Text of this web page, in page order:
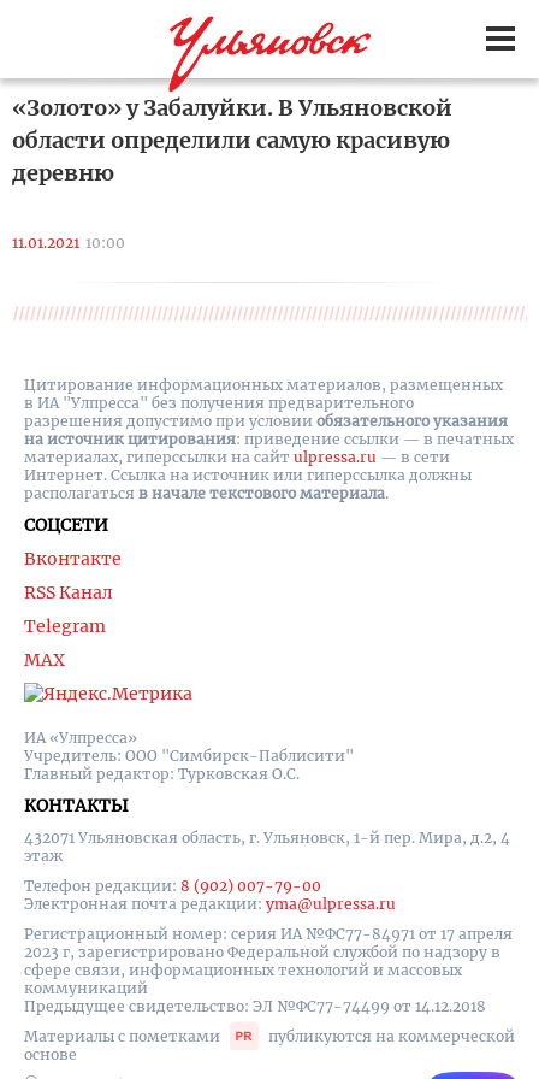
«Золото» у Забалуйки. В Ульяновской
области определили самую красивую
деревню
11.01.2021 10:00
ИА «Улпресса»
Учредитель: ООО "Симбирск-Паблисити"
Главный редактор: Турковская О.С.
КОНТАКТЫ
432071 Ульяновская область, г. Ульяновск, 1-й пер. Мира, д.2, 4
этаж
Телефон редакции: 8 (902) 007-79-00
Электронная почта редакции: yma@ulpressa.ru
Регистрационный номер: серия ИА №ФС77-84971 от 17 апреля
2023 г, зарегистрировано Федеральной службой по надзору в
сфере связи, информационных технологий и массовых
коммуникаций
Предыдущее свидетельство: ЭЛ №ФС77-74499 от 14.12.2018
Материалы с пометками
публикуются на коммерческой
основе
СОЦСЕТИ
Вконтакте
RSS Канал
Telegram
MAX
Цитирование информационных материалов, размещенных
в ИА "Улпресса" без получения предварительного
разрешения допустимо при условии обязательного указания
на источник цитирования: приведение ссылки — в печатных
материалах, гиперссылки на cайт ulpressa.ru — в сети
Интернет. Ссылка на источник или гиперссылка должны
располагаться в начале текстового материала.